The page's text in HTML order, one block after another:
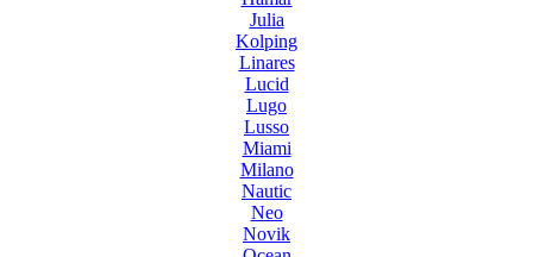
Julia
Kolping
Linares
Lucid
Lugo
Lusso
Miami
Milano
Nautic
Neo
Novik